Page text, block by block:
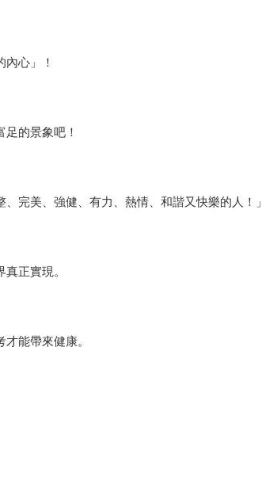
心」！
的景象吧！
完美、強健、有力、熱情、和諧又快樂的人！」
正實現。
能帶來健康。